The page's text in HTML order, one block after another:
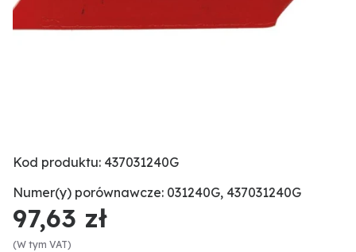
Kod produktu: 437031240G
Numer(y) porównawcze: 031240G, 437031240G
97,63 zł
(W tym VAT)